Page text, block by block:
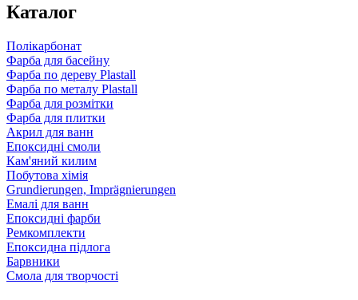
Каталог
Полікарбонат
Фарба для басейну
Фарба по дереву Plastall
Фарба по металу Plastall
Фарба для розмітки
Фарба для плитки
Акрил для ванн
Епоксидні смоли
Кам'яний килим
Побутова хімія
Grundierungen, Imprägnierungen
Емалі для ванн
Епоксидні фарби
Ремкомплекти
Епоксидна підлога
Барвники
Смола для творчості